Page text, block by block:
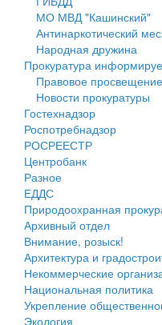
Правила
Генеральные планы
Проекты планировки
Собрание депутатов
Городское поселение
Сельские поселения
МО МВД "Кашинский"
Антинаркотический
Народная дружина
Прокуратура
Правовое просвещение
Новости прокуратуры
Гостехнадзор
Роспотребнадзор
РОСРЕЕСТР
Центробанк
Разное
ЕДДС
Природоохранная
Архивный отдел
Внимание, розыск!
Архитектура и
Некоммерческие
Национальная политика
Укрепление
Экология